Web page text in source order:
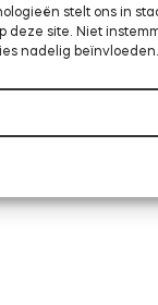
stelt ons in
deze site. Niet
nadelig beïnvloeden.